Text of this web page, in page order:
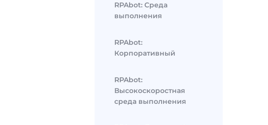
RPAbot: Среда
выполнения
RPAbot:
Корпоративный
RPAbot:
Высокоскоростная
среда выполнения